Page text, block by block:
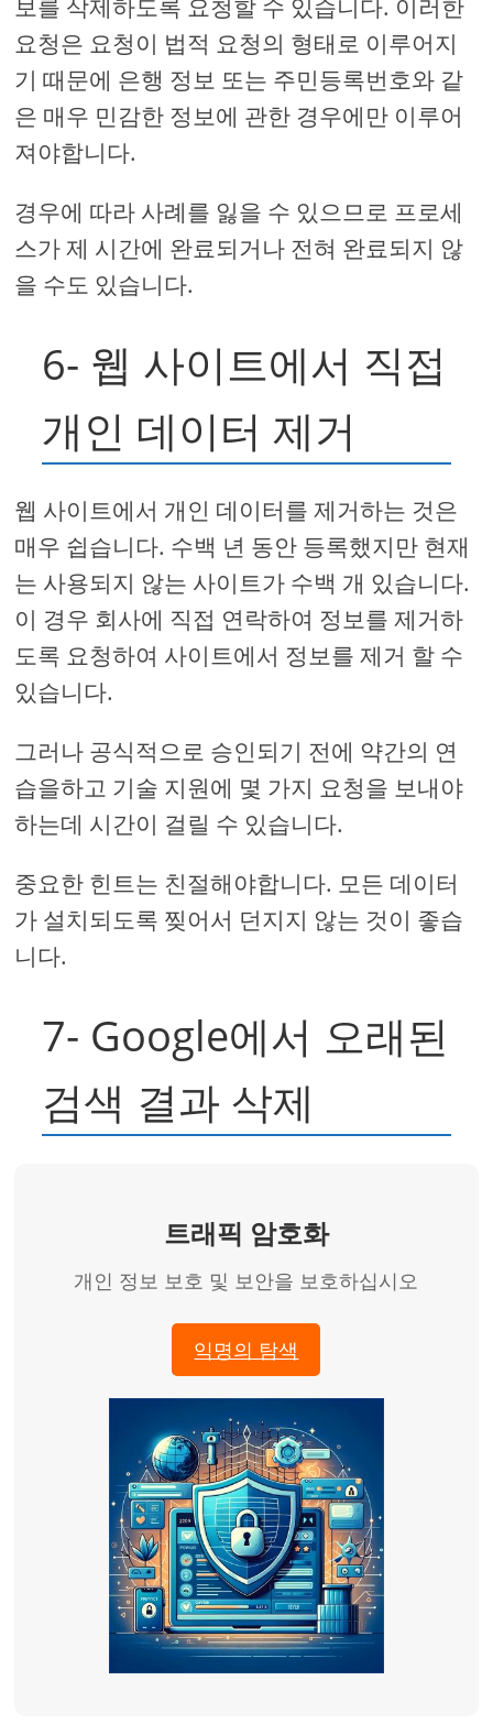
보를 삭제하도록 요청할 수 있습니다. 이러한
요청은 요청이 법적 요청의 형태로 이루어지
기 때문에 은행 정보 또는 주민등록번호와 같
은 매우 민감한 정보에 관한 경우에만 이루어
져야합니다.
경우에 따라 사례를 잃을 수 있으므로 프로세
스가 제 시간에 완료되거나 전혀 완료되지 않
을 수도 있습니다.
6- 웹 사이트에서 직접
개인 데이터 제거
웹 사이트에서 개인 데이터를 제거하는 것은
매우 쉽습니다. 수백 년 동안 등록했지만 현재
는 사용되지 않는 사이트가 수백 개 있습니다.
이 경우 회사에 직접 연락하여 정보를 제거하
도록 요청하여 사이트에서 정보를 제거 할 수
있습니다.
그러나 공식적으로 승인되기 전에 약간의 연
습을하고 기술 지원에 몇 가지 요청을 보내야
하는데 시간이 걸릴 수 있습니다.
중요한 힌트는 친절해야합니다. 모든 데이터
가 설치되도록 찢어서 던지지 않는 것이 좋습
니다.
7- Google에서 오래된
검색 결과 삭제
트래픽 암호화
개인 정보 보호 및 보안을 보호하십시오
익명의 탐색